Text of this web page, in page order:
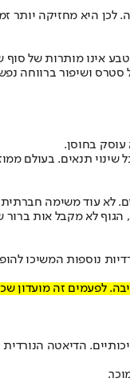
לכן היא מחזיקה יותר
אינו מותרות של
בחוסן.
תנאים. בעולם
לא עוד משימה
לא מקבל אות ברור
הראשון זו השנה התשיעית, ומדינות
לפעמים זה מועדון
הדיאטה